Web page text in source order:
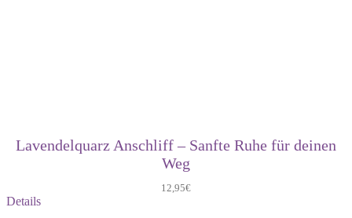
Lavendelquarz Anschliff – Sanfte Ruhe für deinen
Weg
12,95€
Details